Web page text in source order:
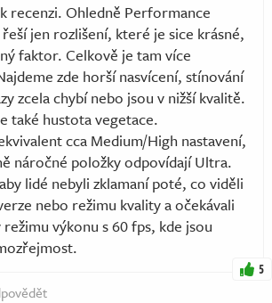
recenzi. Ohledně Performance
jen rozlišení, které je sice krásné,
faktor. Celkově je tam více
zde horší nasvícení, stínování
zcela chybí nebo jsou v nižší kvalitě.
také hustota vegetace.
cca Medium/High nastavení,
náročné položky odpovídají Ultra.
lidé nebyli zklamaní poté, co viděli
nebo režimu kvality a očekávali
výkonu s 60 fps, kde jsou
5